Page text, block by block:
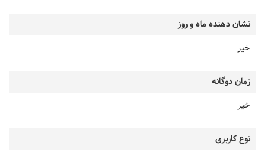
نشان دهنده ماه و روز
خیر
زمان دوگانه
خیر
نوع کاربری